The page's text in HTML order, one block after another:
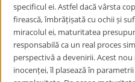
specificul ei. Astfel dacă vârsta
firească, îmbrățișată cu ochii și
miracolul ei, maturitatea
responsabilă ca un real proces
perspectivă a devenirii. Acest
inocenței, îl plasează în